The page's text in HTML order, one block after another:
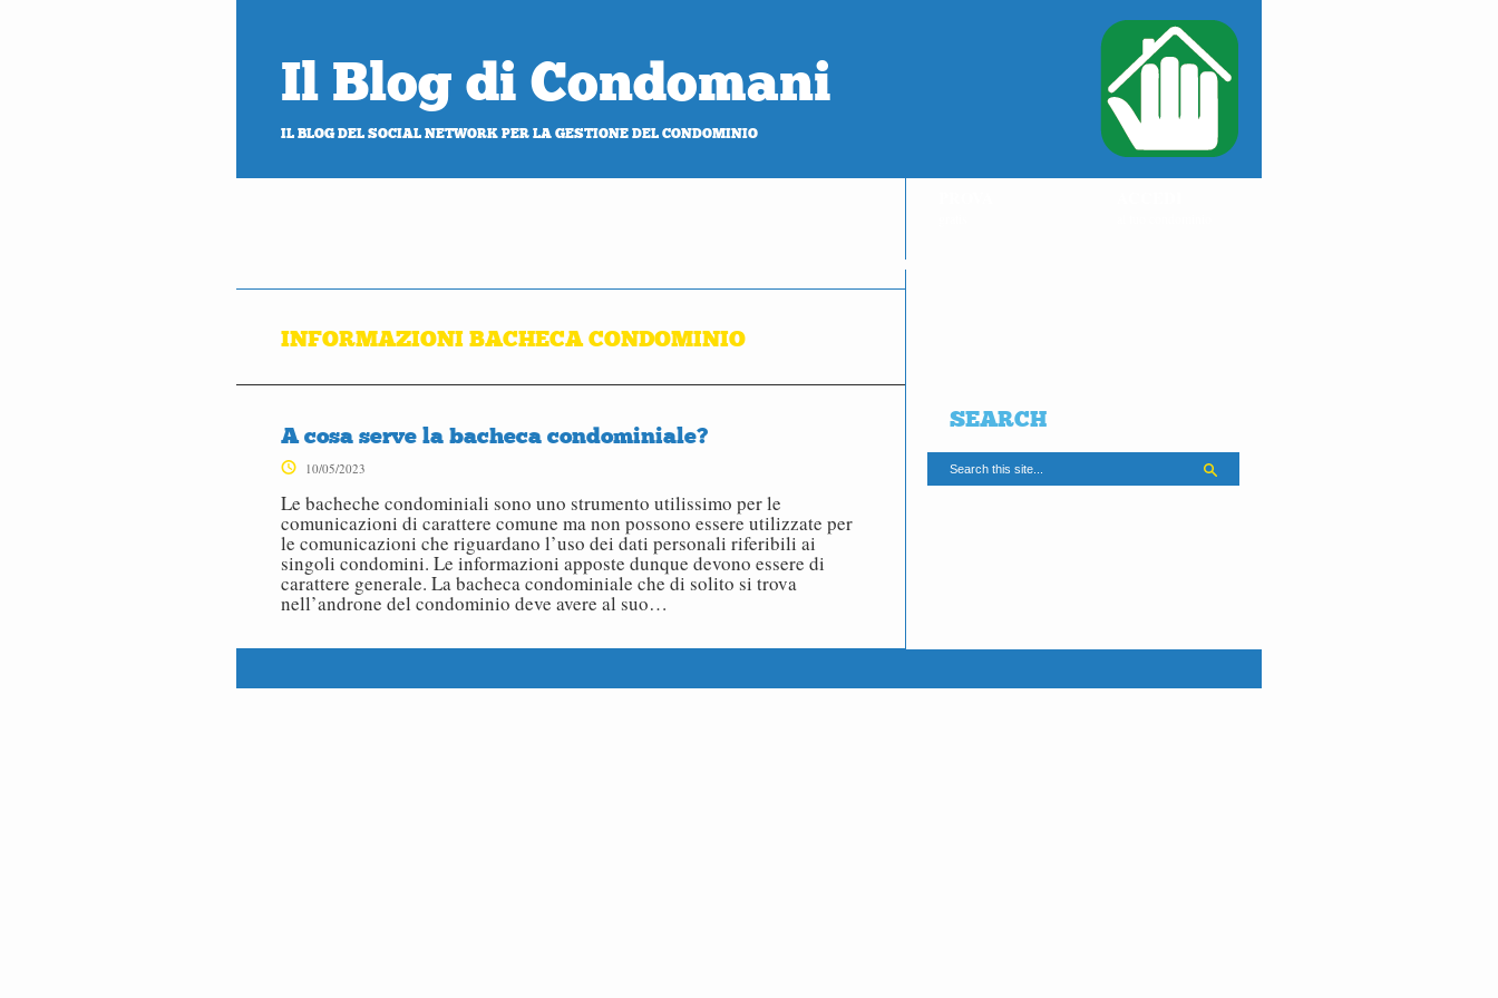
Il Blog di Condomani
IL BLOG DEL SOCIAL NETWORK PER LA GESTIONE DEL CONDOMINIO
INFORMAZIONI BACHECA CONDOMINIO
A cosa serve la bacheca condominiale?
10/05/2023
Le bacheche condominiali sono uno strumento utilissimo per le
comunicazioni di carattere comune ma non possono essere utilizzate per
le comunicazioni che riguardano l’uso dei dati personali riferibili ai
singoli condomini. Le informazioni apposte dunque devono essere di
carattere generale. La bacheca condominiale che di solito si trova
nell’androne del condominio deve avere al suo…
SEARCH